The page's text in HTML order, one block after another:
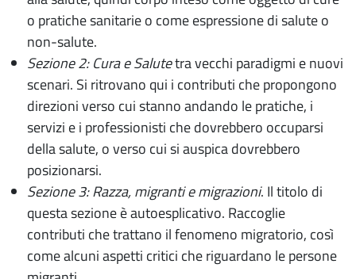
o pratiche sanitarie o come espressione di salute o
non-salute.
Sezione 2: Cura e Salutetra vecchi paradigmi e nuovi
scenari. Si ritrovano qui i contributi che propongono
direzioni verso cui stanno andando le pratiche, i
servizi e i professionisti che dovrebbero occuparsi
della salute, o verso cui si auspica dovrebbero
posizionarsi.
Sezione 3: Razza, migranti e migrazioni. Il titolo di
questa sezione è autoesplicativo. Raccoglie
contributi che trattano il fenomeno migratorio, così
come alcuni aspetti critici che riguardano le persone